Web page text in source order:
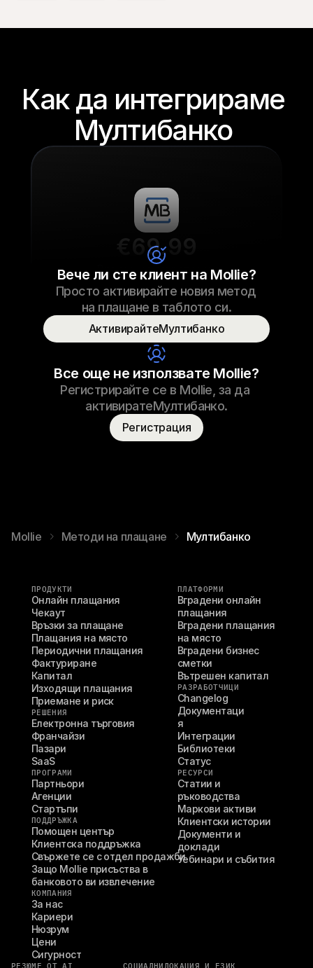
Как да интегрираме
Мултибанкo
€69.99
Връзки за маратонки
Връзки за маратонки
23/09/2022 17:29 €69.99
Платено
Вече ли сте клиент на Mollie?
Просто активирайте новия метод
на плащане в таблото си.
АктивирайтеМултибанкo
Все още не използвате Mollie?
Регистрирайте се в Mollie, за да
активиратеМултибанкo.
Регистрация
Mollie Методи на плащане Мултибанкo
ПРОДУКТИ
Онлайн плащания
Чекаут
Връзки за плащане
Плащания на място
Периодични плащания
Фактуриране
Капитал
Изходящи плащания
Приемане и риск
РЕШЕНИЯ
Електронна търговия
Франчайзи
Пазари
SaaS
ПРОГРАМИ
Партньори
Агенции
Стартъпи
ПОДДРЪЖКА
Помощен център
Клиентска поддръжка
Свържете се с отдел продажби
Защо Mollie присъства в
банковото ви извлечение
КОМПАНИЯ
За нас
Кариери
Нюзрум
Цени
Сигурност
ПЛАТФОРМИ
Вградени онлайн
плащания
Вградени плащания
на място
Вградени бизнес
сметки
Вътрешен капитал
РАЗРАБОТЧИЦИ
Changelog
Документаци
я
Интеграции
Библиотеки
Статус
РЕСУРСИ
Статии и
ръководства
Маркови активи
Клиентски истории
Документи и
доклади
Уебинари и събития
РЕЗЮМЕ ОТ AI СОЦИАЛНИ ЛОКАЦИЯ И ЕЗИК